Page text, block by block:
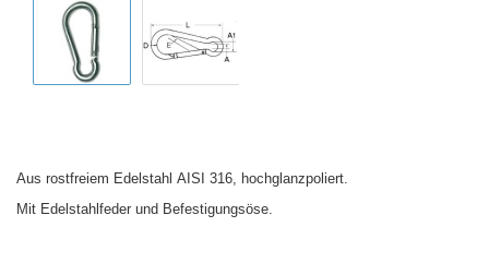
Aus rostfreiem Edelstahl AISI 316, hochglanzpoliert.
Mit Edelstahlfeder und Befestigungsöse.